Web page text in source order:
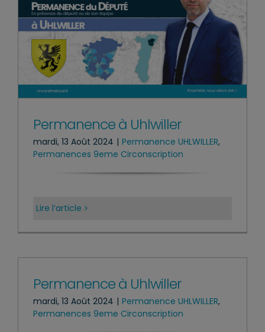
Permanence à Uhlwiller
mardi, 13 Août 2024 | Permanence UHLWILLER,
Permanences 9eme Circonscription
Lire l’article
Permanence à Uhlwiller
mardi, 13 Août 2024 | Permanence UHLWILLER,
Permanences 9eme Circonscription